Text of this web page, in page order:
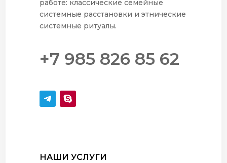
работе: классические семейные
системные расстановки и этнические
системные ритуалы.
+7 985 826 85 62
НАШИ УСЛУГИ